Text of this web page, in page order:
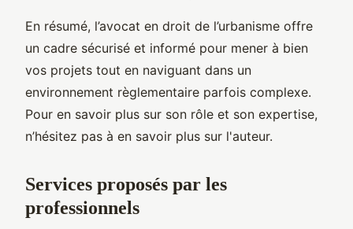
En résumé, l’avocat en droit de l’urbanisme offre
un cadre sécurisé et informé pour mener à bien
vos projets tout en naviguant dans un
environnement règlementaire parfois complexe.
Pour en savoir plus sur son rôle et son expertise,
n’hésitez pas à en savoir plus sur l'auteur.
Services proposés par les
professionnels